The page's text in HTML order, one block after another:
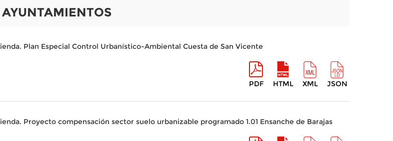
Plan Especial Control Urbanístico-Ambiental Cuesta de San Vicente
PDF HTML XML JSON
Proyecto compensación sector suelo urbanizable programado 1.01 Ensanche de Barajas